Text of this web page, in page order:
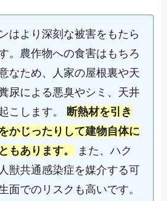
はより深刻な被害をもたら
。農作物への食害はもちろ
なため、人家の屋根裏や天
尿による悪臭やシミ、天井
こします。 断熱材を引き
かじったりして建物自体に
もあります。
また、ハク
獣共通感染症を媒介する可
面でのリスクも高いです。